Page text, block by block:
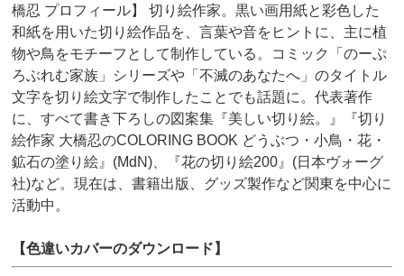
橋忍 プロフィール】 切り絵作家。黒い画用紙と彩色した
和紙を用いた切り絵作品を、言葉や音をヒントに、主に植
物や鳥をモチーフとして制作している。コミック「のーぷ
ろぶれむ家族」シリーズや「不滅のあなたへ」のタイトル
文字を切り絵文字で制作したことでも話題に。代表著作
に、すべて書き下ろしの図案集『美しい切り絵。』『切り
絵作家 大橋忍のCOLORING BOOK どうぶつ・小鳥・花・
鉱石の塗り絵』(MdN)、『花の切り絵200』(日本ヴォーグ
社)など。現在は、書籍出版、グッズ製作など関東を中心に
活動中。
【色違いカバーのダウンロード】